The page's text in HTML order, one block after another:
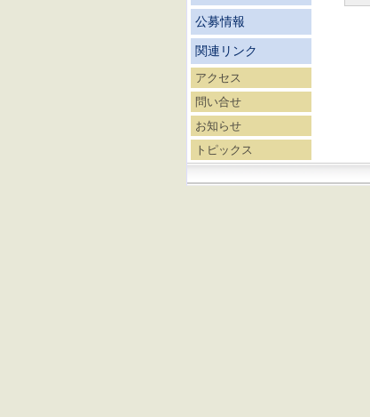
公募情報
関連リンク
アクセス
問い合せ
お知らせ
トピックス